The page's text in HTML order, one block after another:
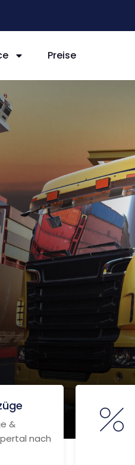
Preise
&
nach